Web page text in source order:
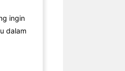
ingin
dalam